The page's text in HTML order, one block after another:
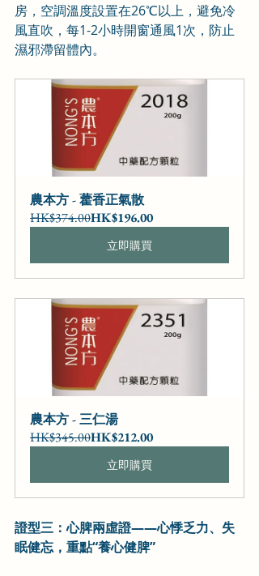
房，空調溫度設置在26℃以上，避免冷
風直吹，每1-2小時開窗通風1次，防止
濕邪滯留體內。
農本方 - 藿香正氣散
HK$374.00HK$196.00
立即購買
農本方 - 三仁湯
HK$345.00HK$212.00
立即購買
證型三：心脾兩虛證——心悸乏力、失
眠健忘，重點“養心健脾”